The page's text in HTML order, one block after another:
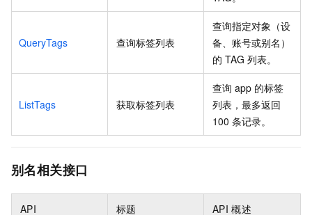
QueryTags 查询标签列表
查询指定对象（设
备、账号或别名）
的 TAG 列表。
ListTags 获取标签列表
查询 app 的标签
列表，最多返回
100 条记录。
别名相关接口
API 标题 API 概述